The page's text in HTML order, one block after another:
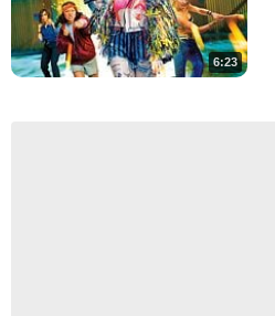
6:23